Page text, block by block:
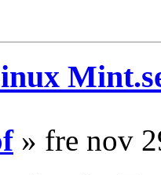
» fre nov